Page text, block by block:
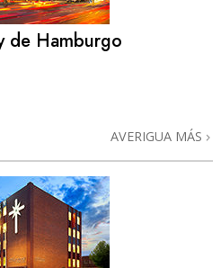
de Hamburgo
AVERIGUA MÁS